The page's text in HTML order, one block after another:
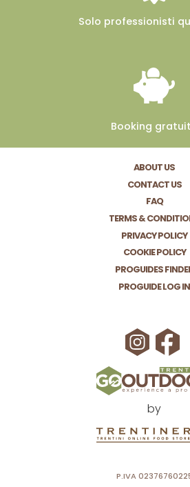
Solo professionisti
Booking
ABOUT US
CONTACT US
FAQ
TERMS &
PRIVACY POLICY
COOKIE POLICY
PROGUIDES
PROGUIDE LOG IN
by
P.IVA